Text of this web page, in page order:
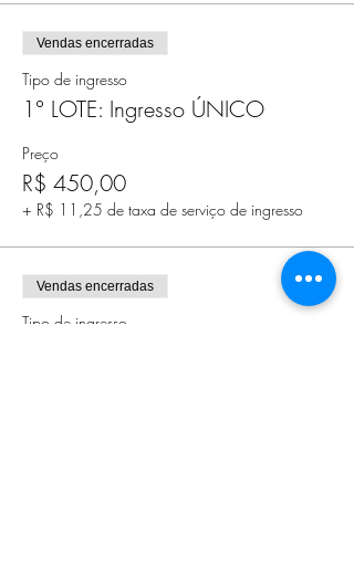
Vendas encerradas
Tipo de ingresso
1° LOTE: Ingresso ÚNICO
Preço
R$ 450,00
+ R$ 11,25 de taxa de serviço de ingresso
Vendas encerradas
Tipo de ingresso